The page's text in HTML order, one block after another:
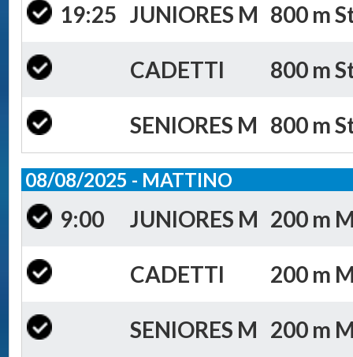
19:25 JUNIORES M 800 m
CADETTI 800 m
SENIORES M 800 m
08/08/2025 - MATTINO
9:00 JUNIORES M 200 m
CADETTI 200 m
SENIORES M 200 m